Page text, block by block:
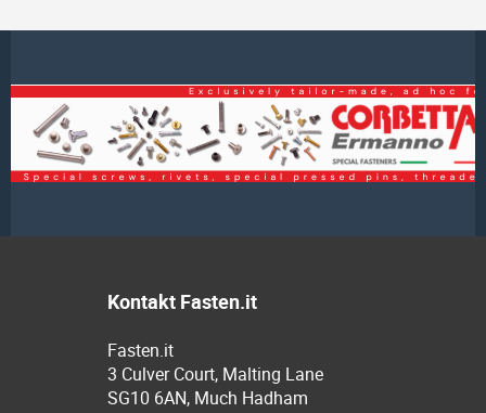
Kontakt Fasten.it
Fasten.it
3 Culver Court, Malting Lane
SG10 6AN, Much Hadham